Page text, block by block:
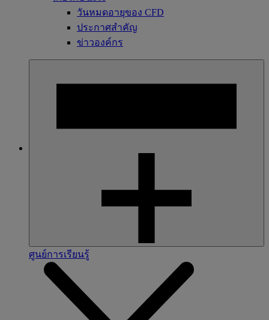
วันหมดอายุของ CFD
ประกาศสำคัญ
ข่าวองค์กร
ศูนย์การเรียนรู้